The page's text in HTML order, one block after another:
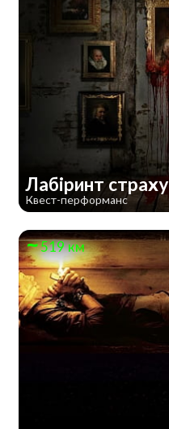
Лабіринт страху
Квест-перформанс
519 км